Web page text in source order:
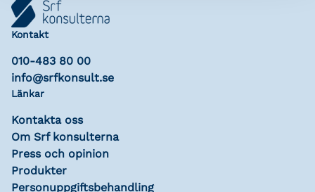
Kontakt
010-483 80 00
info@srfkonsult.se
Länkar
Kontakta oss
Om Srf konsulterna
Press och opinion
Produkter
Personuppgiftsbehandling